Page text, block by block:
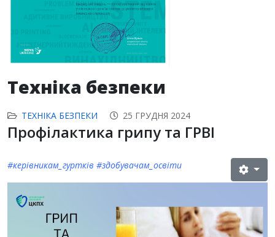
Техніка безпеки
ТЕХНІКА БЕЗПЕКИ 25 ГРУДНЯ 2024
Профілактика грипу та ГРВІ
#керівникам_гуртків #здобувачам_освіти